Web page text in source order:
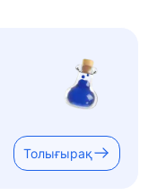
Толығырақ